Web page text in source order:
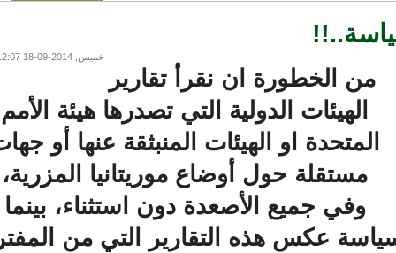
خميس, 2014-09-18 12:07
من الخطورة ان نقرأ تقارير
الهيئات الدولية التي تصدرها هيئة الأمم
او الهيئات المنبثقة عنها أو جهات
مستقلة حول أوضاع موريتانيا المزرية،
وفي جميع الأصعدة دون استثناء، بينما
عكس هذه التقارير التي من المفتر